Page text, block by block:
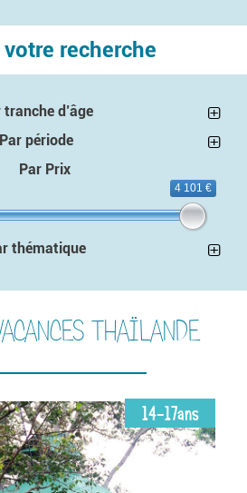
recherche
tranche d’âge
Par période
Par Prix
4 101 €
thématique
THAÏLANDE
14-17ans